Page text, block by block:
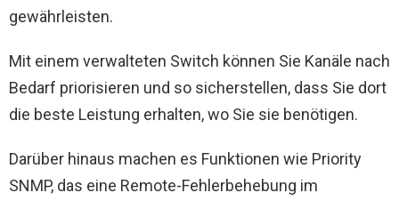
gewährleisten.
Mit einem verwalteten Switch können Sie Kanäle nach
Bedarf priorisieren und so sicherstellen, dass Sie dort
die beste Leistung erhalten, wo Sie sie benötigen.
Darüber hinaus machen es Funktionen wie Priority
SNMP, das eine Remote-Fehlerbehebung im